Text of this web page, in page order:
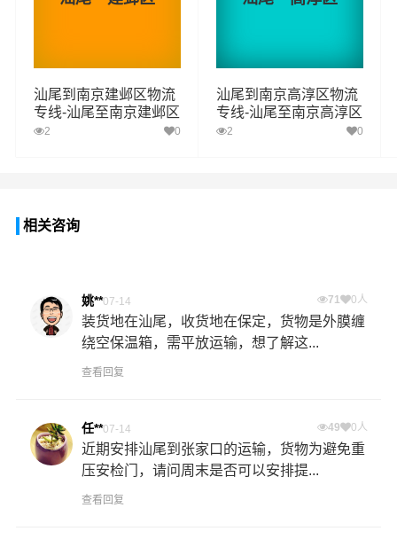
汕尾到南京建邺区物流
专线-汕尾至南京建邺区
物流公司
2 0
汕尾到南京高淳区物流
专线-汕尾至南京高淳区
物流公司
2 0
相关咨询
姚**07-14 71 0人
装货地在汕尾，收货地在保定，货物是外膜缠
绕空保温箱，需平放运输，想了解这...
查看回复
任**07-14 49 0人
近期安排汕尾到张家口的运输，货物为避免重
压安检门，请问周末是否可以安排提...
查看回复